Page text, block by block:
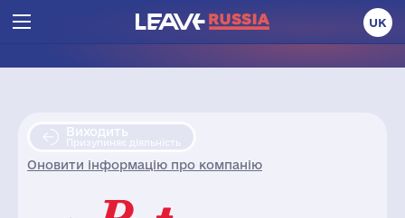
UK
Виходить
Призупиняє діяльність
Оновити інформацію про компанію